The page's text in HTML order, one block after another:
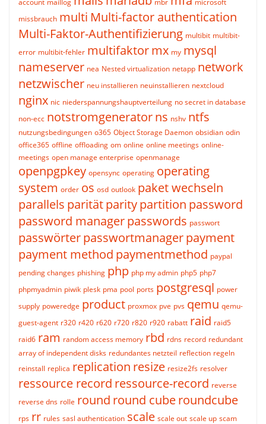
account maillog mbr
microsoft
missbrauch multi Multi-factor authentication
Multi-Faktor-Authentifizierung multibit multibit-
error multibit-fehler multifaktormx my mysql
nameserver nea Nested virtualization netapp network
netzwischer neu installieren neuinstallieren nextcloud
nginx nic niederspannungshauptverteilung no secret in database
non-ecc notstromgeneratorns nshv ntfs
nutzungsbedingungen o365 Object Storage Daemon obsidian odin
office365 offline offloading om online online meetings online-
meetings open manage enterprise openmanage
openpgpkey opensync operating operating
system order os osd outlook paket wechseln
parallels paritätparitypartition password
password managerpasswords passwort
passwörterpasswortmanagerpayment
payment method paymentmethod paypal
pending changes phishing php php my admin php5 php7
phpmyadmin piwik plesk pma pool ports postgresql power
supply poweredge product proxmox pve pvs qemu qemu-
guest-agent r320 r420 r620 r720 r820 r920 rabatt raid raid5
raid6 ram random access memory rbd rdns record redundant
array of independent disks redundantes netzteil reflection regeln
reinstall replica replication resize resize2fs resolver
ressource record ressource-record reverse
reverse dns rolle round round cuberoundcube
rps rr rules sasl authentication scale scale out scale up scam